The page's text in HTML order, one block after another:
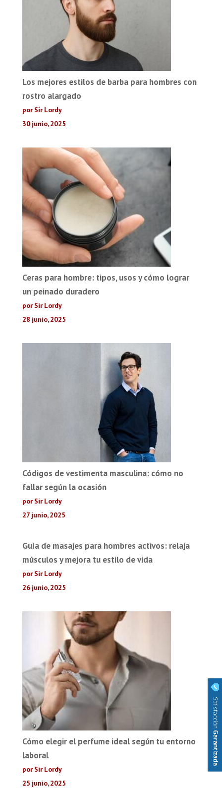
Los mejores estilos de barba para hombres con
rostro alargado
por Sir Lordy
30 junio, 2025
Ceras para hombre: tipos, usos y cómo lograr
un peinado duradero
por Sir Lordy
28 junio, 2025
Códigos de vestimenta masculina: cómo no
fallar según la ocasión
por Sir Lordy
27 junio, 2025
Guía de masajes para hombres activos: relaja
músculos y mejora tu estilo de vida
por Sir Lordy
26 junio, 2025
Cómo elegir el perfume ideal según tu entorno
laboral
por Sir Lordy
25 junio, 2025